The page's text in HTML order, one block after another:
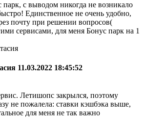
с выводом никогда не возникало
Единственное не очень удобно,
почту при решении вопросов(
сервисами, для меня Бонус парк на 1
11.03.2022 18:45:52
Летишопс закрылся, поэтому
не пожалела: ставки кэшбэка выше,
для меня не так важно